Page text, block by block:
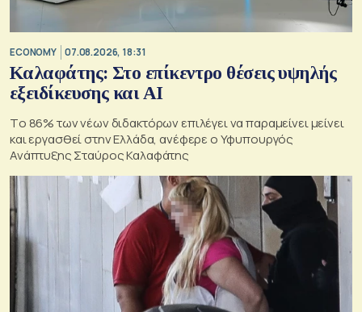
ECONOMY 07.08.2026, 18:31
Καλαφάτης: Στο επίκεντρο θέσεις υψηλής
εξειδίκευσης και AI
Tο 86% των νέων διδακτόρων επιλέγει να παραμείνει μείνει
και εργασθεί στην Ελλάδα, ανέφερε ο Υφυπουργός
Ανάπτυξης Σταύρος Καλαφάτης